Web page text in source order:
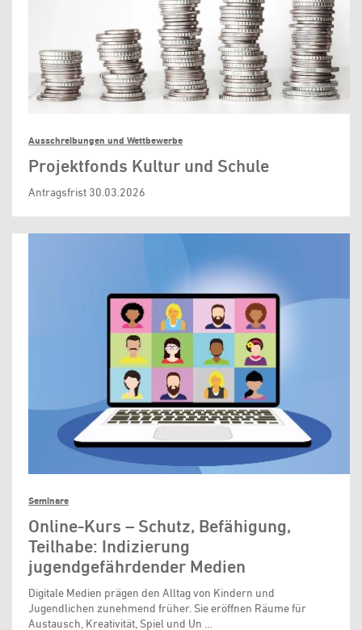
Ausschreibungen und Wettbewerbe
Projektfonds Kultur und Schule
Antragsfrist 30.03.2026
Seminare
Online-Kurs – Schutz, Befähigung,
Teilhabe: Indizierung
jugendgefährdender Medien
Digitale Medien prägen den Alltag von Kindern und
Jugendlichen zunehmend früher. Sie eröffnen Räume für
Austausch, Kreativität, Spiel und Un …